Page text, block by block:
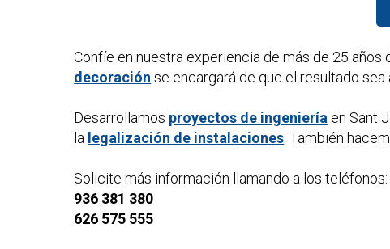
Confíe en nuestra experiencia de más de 25
decoración se encargará de que el resultado
Desarrollamos proyectos de ingeniería en Sant
la legalización de instalaciones . También
Solicite más información llamando a los teléfonos:
936 381 380
626 575 555